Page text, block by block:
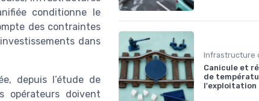
conditionne le
des contraintes
dans
depuis l’étude de
opérateurs doivent
Infrastructure
Canicule et
de
l'exploitation